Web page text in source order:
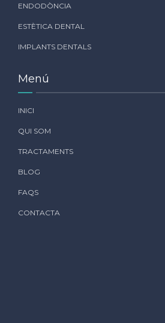
ENDODÒNCIA
ESTÈTICA DENTAL
IMPLANTS DENTALS
Menú
INICI
QUI SOM
TRACTAMENTS
BLOG
FAQS
CONTACTA